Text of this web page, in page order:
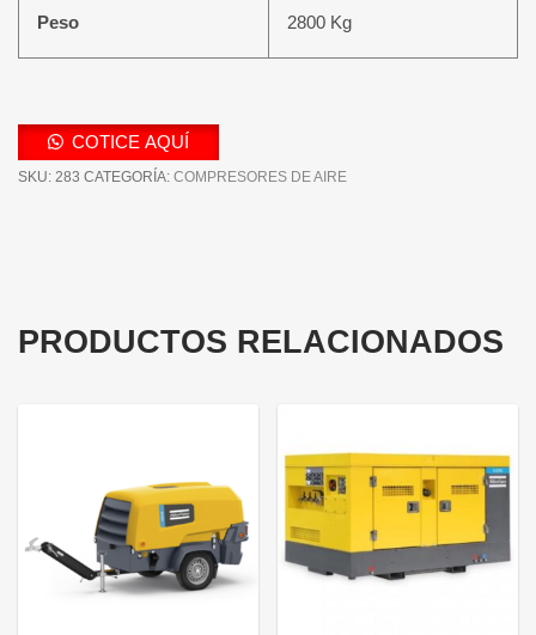
Peso 2800 Kg
COTICE AQUÍ
SKU: 283 CATEGORÍA: COMPRESORES DE AIRE
PRODUCTOS RELACIONADOS